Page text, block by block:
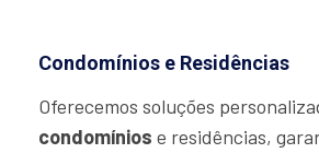
Condomínios e Residências
Oferecemos soluções
condomínios e residências,